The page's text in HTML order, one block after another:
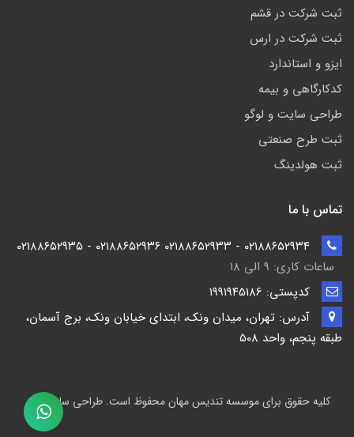
ثبت شرکت در قشم
ثبت شرکت در ارس
ایزو و استاندارد
کدکارگاهی و بیمه
طراحی سایت و لوگو
ثبت طرح صنعتی
ثبت هولدینگ
تماس با ما
ساعات کاری: ۹ الی ۱۸
کدپستی: ۱۹۹۱۹۴5186
آدرس: تهران، میدان ونک، ابتدای خیابان ونک، برج آسمان،
طبقه پنجم، واحد ۵۰۸
کلیه حقوق برای موسسه تندیس مهان محفوظ است. طراحی سایت